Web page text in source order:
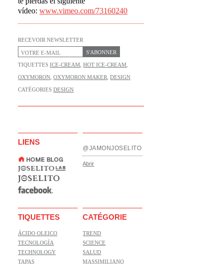
vídeo:www.vimeo.com/73160240
RECEVOIR NEWSLETTER
S'ABONNER
TIQUETTESICE-CREAM ,HOT ICE-CREAM
OXYMORON ,OXYMORON MAKER ,DESIGN
CATÉGORIESDESIGN
LIENS
@JAMONJOSELITO
Abrir
TIQUETTES
ÁCIDO OLEICO
TECNOLOGÍA
TECHNOLOGY
TAPAS
CATÉGORIE
TREND
SCIENCE
SALUD
MASSIMILIANO